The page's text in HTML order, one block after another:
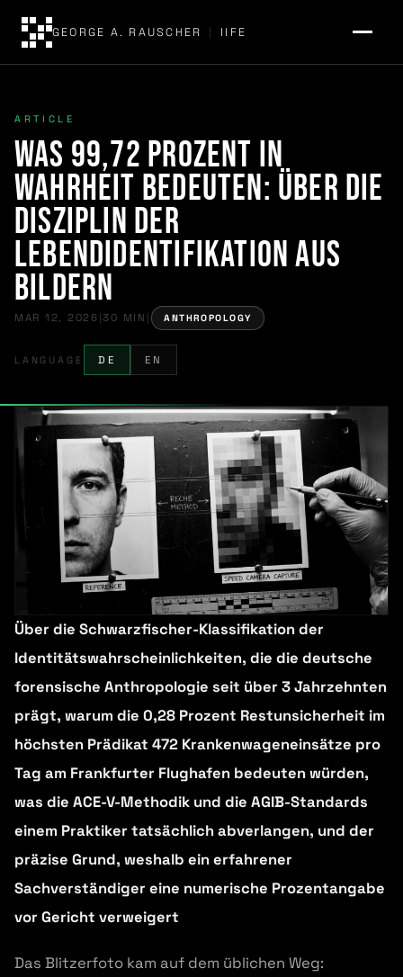
GEORGE A. RAUSCHER | IIFE
ARTICLE
Was 99,72 Prozent in
Wahrheit bedeuten: Über die
Disziplin der
Lebendidentifikation aus
Bildern
MAR 12, 2026 30 MIN ANTHROPOLOGY
LANGUAGE DE EN
Über die Schwarzfischer-Klassifikation der
Identitätswahrscheinlichkeiten, die die deutsche
forensische Anthropologie seit über 3 Jahrzehnten
prägt, warum die 0,28 Prozent Restunsicherheit im
höchsten Prädikat 472 Krankenwageneinsätze pro
Tag am Frankfurter Flughafen bedeuten würden,
was die ACE-V-Methodik und die AGIB-Standards
einem Praktiker tatsächlich abverlangen, und der
präzise Grund, weshalb ein erfahrener
Sachverständiger eine numerische Prozentangabe
vor Gericht verweigert
Das Blitzerfoto kam auf dem üblichen Weg: